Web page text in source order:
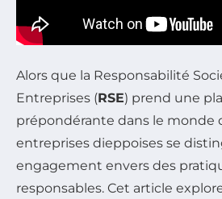
Alors que la Responsabilité
Entreprises (RSE) prend une
prépondérante dans le monde
entreprises dieppoises se
engagement envers des
responsables. Cet article